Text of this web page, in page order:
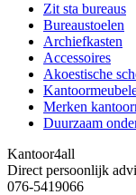
Zit sta bureaus
Bureaustoelen
Archiefkasten
Accessoires
Akoestische
Merken
Duurzaam
Kantoor4all
Direct persoonlijk
076-5419066